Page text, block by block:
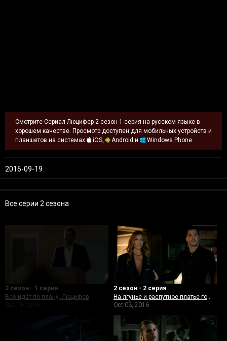
Смотрите Сериал Люцифер 2 сезон 1 серия на русском языке в
хорошем качестве. Просмотр доступен для мобильных устройств и
планшетов на системах
iOS, Android и Windows Phone
2016-09-19
Все серии 2 сезона
2 сезон - 1 серия
Всё идёт по плану, Люцифер
Sep 19, 2016
2 сезон - 2 серия
На лгунье и распутное платье горит
Oct 03, 2016